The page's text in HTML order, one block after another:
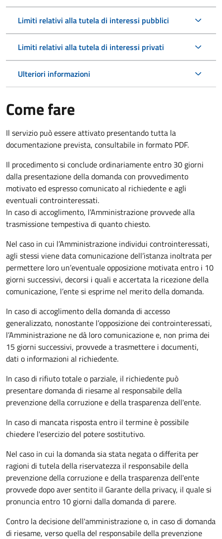
Limiti relativi alla tutela di interessi pubblici
Limiti relativi alla tutela di interessi privati
Ulteriori informazioni
Come fare
Il servizio può essere attivato presentando tutta la
documentazione prevista, consultabile in formato PDF.
Il procedimento si conclude ordinariamente entro 30 giorni
dalla presentazione della domanda con provvedimento
motivato ed espresso comunicato al richiedente e agli
eventuali controinteressati.
In caso di accoglimento, l’Amministrazione provvede alla
trasmissione tempestiva di quanto chiesto.
Nel caso in cui l’Amministrazione individui controinteressati,
agli stessi viene data comunicazione dell’istanza inoltrata per
permettere loro un’eventuale opposizione motivata entro i 10
giorni successivi, decorsi i quali e accertata la ricezione della
comunicazione, l’ente si esprime nel merito della domanda.
In caso di accoglimento della domanda di accesso
generalizzato, nonostante l’opposizione dei controinteressati,
l’Amministrazione ne dà loro comunicazione e, non prima dei
15 giorni successivi, provvede a trasmettere i documenti,
dati o informazioni al richiedente.
In caso di rifiuto totale o parziale, il richiedente può
presentare domanda di riesame al responsabile della
prevenzione della corruzione e della trasparenza dell'ente.
In caso di mancata risposta entro il termine è possibile
chiedere l'esercizio del potere sostitutivo.
Nel caso in cui la domanda sia stata negata o differita per
ragioni di tutela della riservatezza il responsabile della
prevenzione della corruzione e della trasparenza dell'ente
provvede dopo aver sentito il Garante della privacy, il quale si
pronuncia entro 10 giorni dalla domanda di parere.
Contro la decisione dell'amministrazione o, in caso di domanda
di riesame, verso quella del responsabile della prevenzione